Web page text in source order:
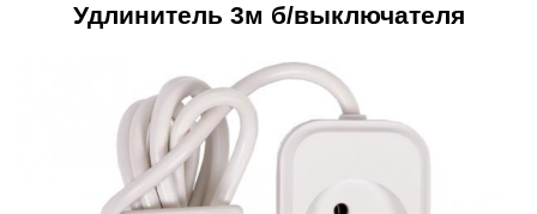
Удлинитель 3м б/выключателя